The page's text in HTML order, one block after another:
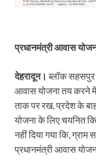
प्रधानमंत्री आवास
देहरादून। ब्लॉक सहसपुर
आवास योजना तय करने में
ताक पर रख, प्रदेश के
योजना के लिए चयनित
नहीं दिया गया कि,
प्रधानमंत्री आवास